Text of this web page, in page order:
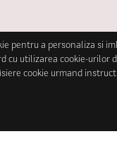
pentru a personaliza si
cu utilizarea cookie-urilor
cookie urmand